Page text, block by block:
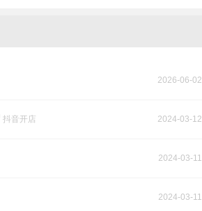
2026-06-02
7224点
击 |
抖音开店 2024-03-12
4505点
击 |
2024-03-11
5269点
2024-03-11